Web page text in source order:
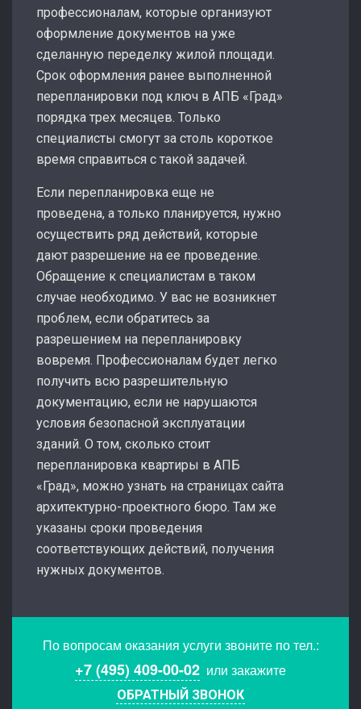
профессионалам, которые организуют
оформление документов на уже
сделанную переделку жилой площади.
Срок оформления ранее выполненной
перепланировки под ключ в АПБ «Град»
порядка трех месяцев. Только
специалисты смогут за столь короткое
время справиться с такой задачей.
Если перепланировка еще не
проведена, а только планируется, нужно
осуществить ряд действий, которые
дают разрешение на ее проведение.
Обращение к специалистам в таком
случае необходимо. У вас не возникнет
проблем, если обратитесь за
разрешением на перепланировку
вовремя. Профессионалам будет легко
получить всю разрешительную
документацию, если не нарушаются
условия безопасной эксплуатации
зданий. О том, сколько стоит
перепланировка квартиры в АПБ
«Град», можно узнать на страницах сайта
архитектурно-проектного бюро. Там же
указаны сроки проведения
соответствующих действий, получения
нужных документов.
По вопросам оказания услуги звоните по тел.:
+7 (495) 409-00-02 или закажите
ОБРАТНЫЙ ЗВОНОК